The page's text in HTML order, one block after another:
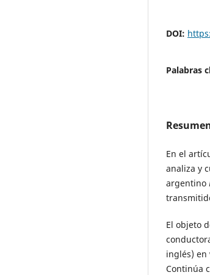
DOI:
Palabras
En el
analiza y
argentino
El objeto
inglés) en
Continúa